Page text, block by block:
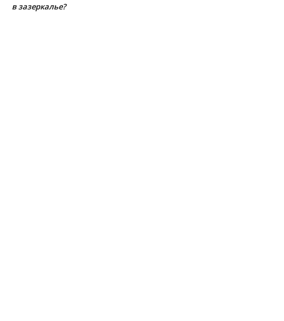
в зазеркалье?